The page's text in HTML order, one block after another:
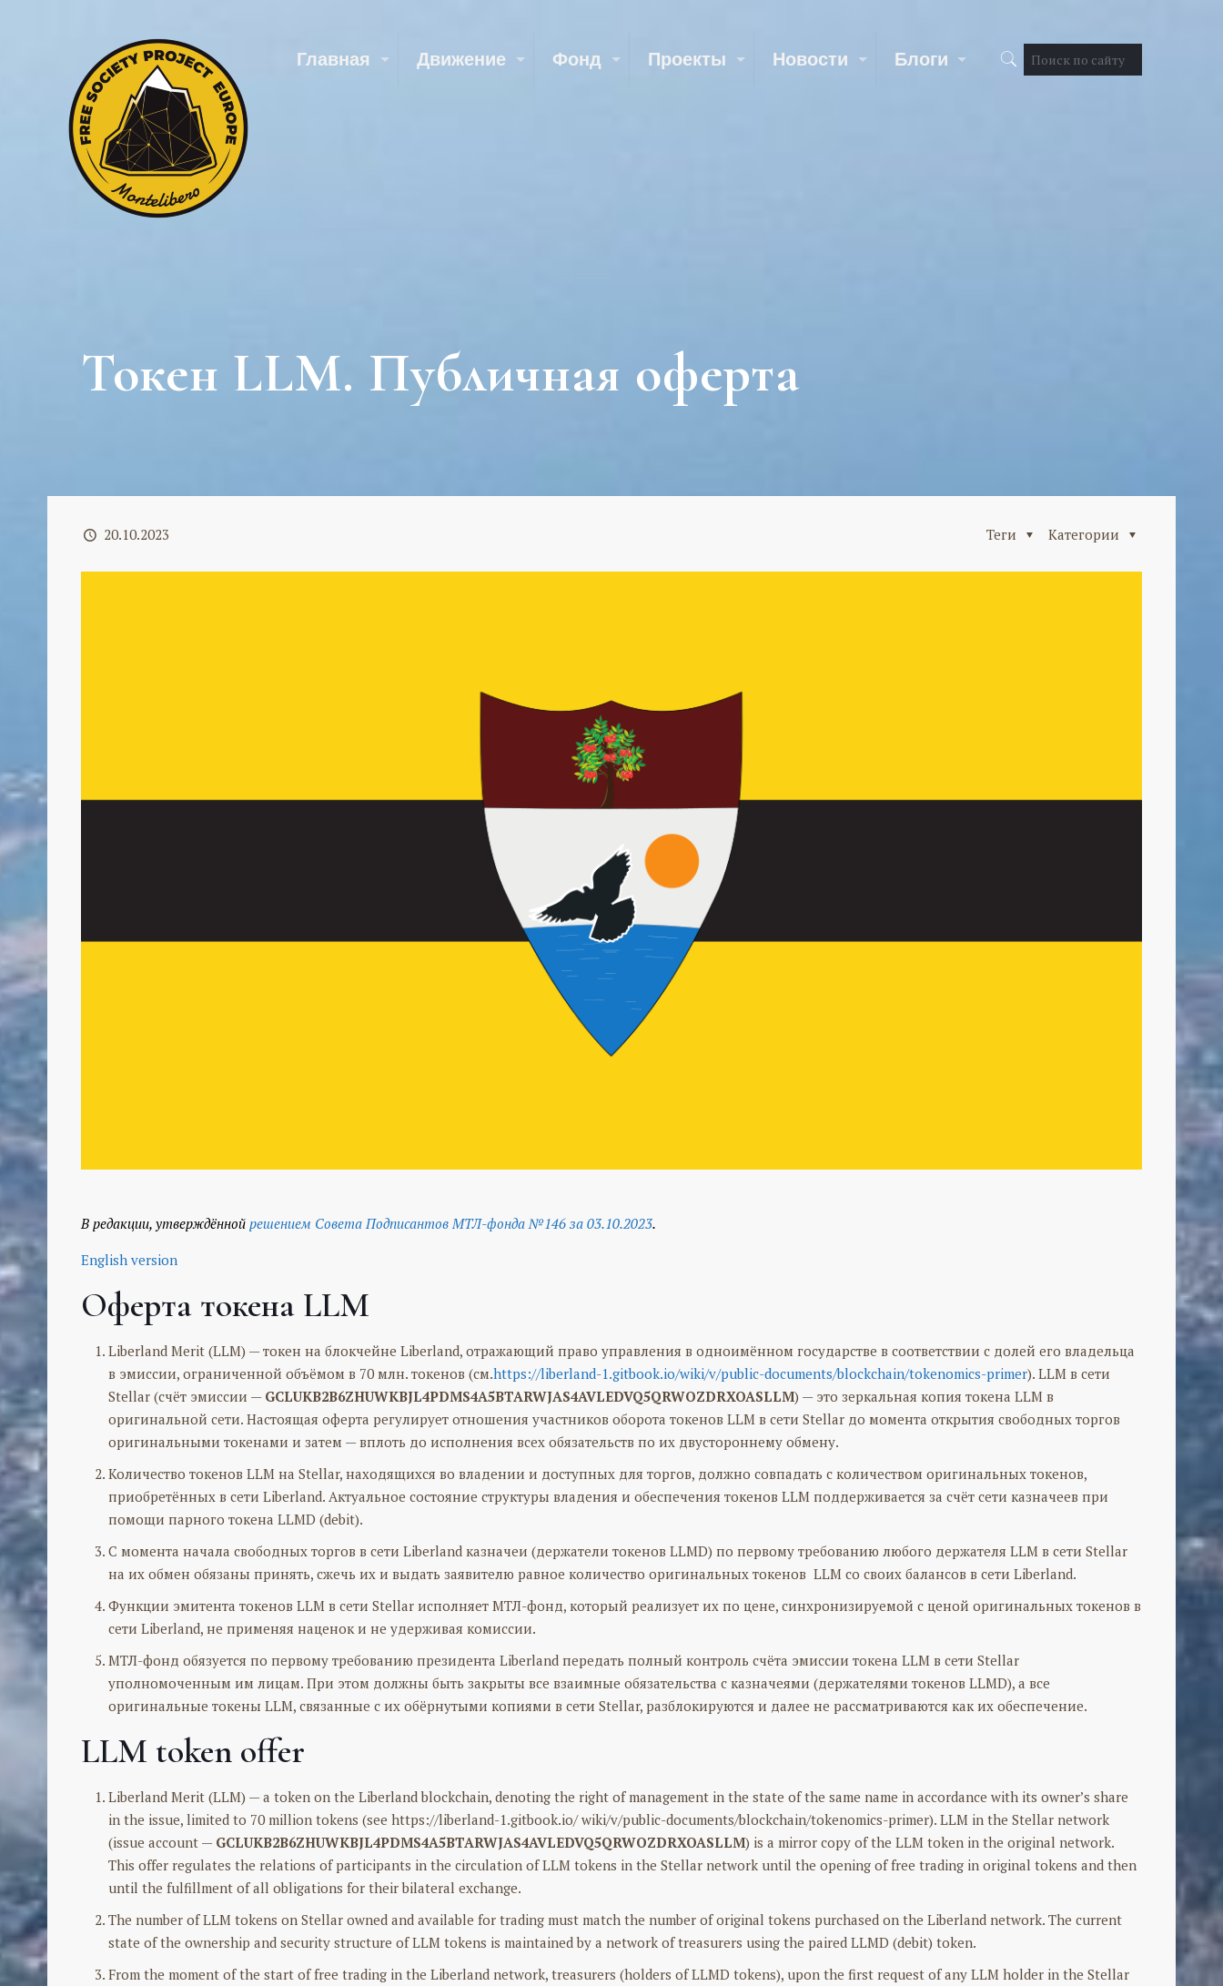
Главная Движение Фонд Проекты Новости Блоги
Токен LLM. Публичная оферта
20.10.2023 Категории
Теги
В редакции, утверждённой решением Совета Подписантов МТЛ-фонда №146 за 03.10.2023.
English version
Оферта токена LLM
Liberland Merit (LLM) — токен на блокчейне Liberland, отражающий право управления в одноимённом государстве в соответствии с долей его владельца
в эмиссии, ограниченной объёмом в 70 млн. токенов (см.https://liberland-1.gitbook.io/wiki/v/public-documents/blockchain/tokenomics-primer). LLM в сети
Stellar (счёт эмиссии — GCLUKB2B6ZHUWKBJL4PDMS4A5BTARWJAS4AVLEDVQ5QRWOZDRXOASLLM) — это зеркальная копия токена LLM в
оригинальной сети. Настоящая оферта регулирует отношения участников оборота токенов LLM в сети Stellar до момента открытия свободных торгов
оригинальными токенами и затем — вплоть до исполнения всех обязательств по их двустороннему обмену.
Количество токенов LLM на Stellar, находящихся во владении и доступных для торгов, должно совпадать с количеством оригинальных токенов,
приобретённых в сети Liberland. Актуальное состояние структуры владения и обеспечения токенов LLM поддерживается за счёт сети казначеев при
помощи парного токена LLMD (debit).
С момента начала свободных торгов в сети Liberland казначеи (держатели токенов LLMD) по первому требованию любого держателя LLM в сети Stellar
на их обмен обязаны принять, сжечь их и выдать заявителю равное количество оригинальных токенов LLM со своих балансов в сети Liberland.
Функции эмитента токенов LLM в сети Stellar исполняет МТЛ-фонд, который реализует их по цене, синхронизируемой с ценой оригинальных токенов в
сети Liberland, не применяя наценок и не удерживая комиссии.
МТЛ-фонд обязуется по первому требованию президента Liberland передать полный контроль счёта эмиссии токена LLM в сети Stellar
уполномоченным им лицам. При этом должны быть закрыты все взаимные обязательства с казначеями (держателями токенов LLMD), а все
оригинальные токены LLM, связанные с их обёрнутыми копиями в сети Stellar, разблокируются и далее не рассматриваются как их обеспечение.
LLM token offer
Liberland Merit (LLM) — a token on the Liberland blockchain, denoting the right of management in the state of the same name in accordance with its owner’s share
in the issue, limited to 70 million tokens (see https://liberland-1.gitbook.io/ wiki/v/public-documents/blockchain/tokenomics-primer). LLM in the Stellar network
(issue account — GCLUKB2B6ZHUWKBJL4PDMS4A5BTARWJAS4AVLEDVQ5QRWOZDRXOASLLM) is a mirror copy of the LLM token in the original network.
This offer regulates the relations of participants in the circulation of LLM tokens in the Stellar network until the opening of free trading in original tokens and then
until the fulfillment of all obligations for their bilateral exchange.
The number of LLM tokens on Stellar owned and available for trading must match the number of original tokens purchased on the Liberland network. The current
state of the ownership and security structure of LLM tokens is maintained by a network of treasurers using the paired LLMD (debit) token.
From the moment of the start of free trading in the Liberland network, treasurers (holders of LLMD tokens), upon the first request of any LLM holder in the Stellar